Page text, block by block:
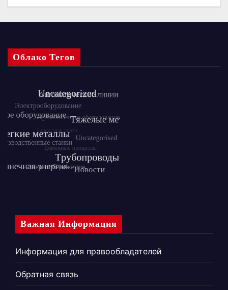
Облако Тегов
Важная Информация
Информация для правообладателей
Обратная связь